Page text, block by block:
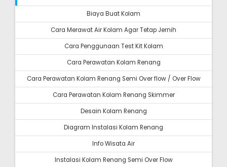
Biaya Buat Kolam
Cara Merawat Air Kolam Agar Tetap Jernih
Cara Penggunaan Test Kit Kolam
Cara Perawatan Kolam Renang
Cara Perawatan Kolam Renang Semi Over flow / Over Flow
Cara Perawatan Kolam Renang Skimmer
Desain Kolam Renang
Diagram Instalasi Kolam Renang
Info Wisata Air
Instalasi Kolam Renang Semi Over Flow